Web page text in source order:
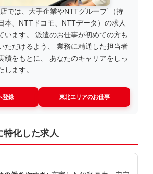
では、大手企業やNTTグループ （持
本、NTTドコモ、NTTデータ）の求人
います。 派遣のお仕事が初めての方も
ただけるよう、 業務に精通した担当者
績をもとに、 あなたのキャリアをしっ
します。
登録 東北エリアのお仕事
特化した求人